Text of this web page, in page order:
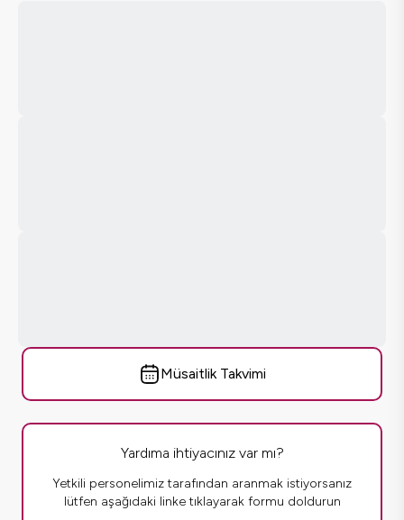
Müsaitlik Takvimi
Yardıma ihtiyacınız var mı?
Yetkili personelimiz tarafından aranmak istiyorsanız
lütfen aşağıdaki linke tıklayarak formu doldurun